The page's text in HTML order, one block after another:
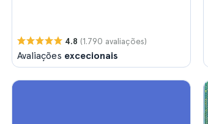
4.8 (1.790 avaliações)
Avaliações excecionais